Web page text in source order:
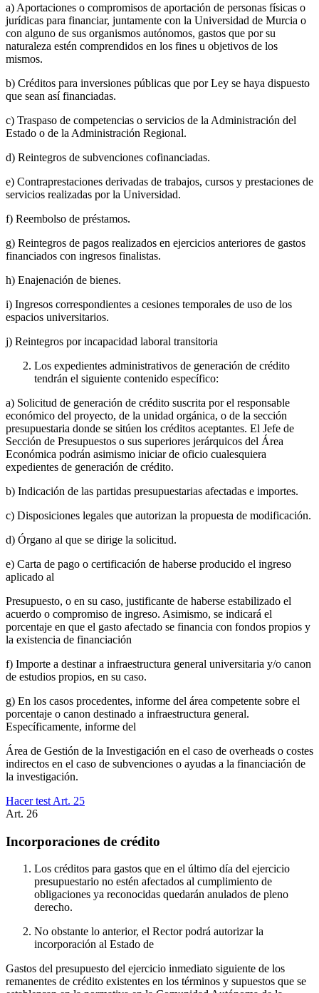
a) Aportaciones o compromisos de aportación de personas físicas o
jurídicas para financiar, juntamente con la Universidad de Murcia o
con alguno de sus organismos autónomos, gastos que por su
naturaleza estén comprendidos en los fines u objetivos de los
mismos.
b) Créditos para inversiones públicas que por Ley se haya dispuesto
que sean así financiadas.
c) Traspaso de competencias o servicios de la Administración del
Estado o de la Administración Regional.
d) Reintegros de subvenciones cofinanciadas.
e) Contraprestaciones derivadas de trabajos, cursos y prestaciones de
servicios realizadas por la Universidad.
f) Reembolso de préstamos.
g) Reintegros de pagos realizados en ejercicios anteriores de gastos
financiados con ingresos finalistas.
h) Enajenación de bienes.
i) Ingresos correspondientes a cesiones temporales de uso de los
espacios universitarios.
j) Reintegros por incapacidad laboral transitoria
Los expedientes administrativos de generación de crédito
tendrán el siguiente contenido específico:
a) Solicitud de generación de crédito suscrita por el responsable
económico del proyecto, de la unidad orgánica, o de la sección
presupuestaria donde se sitúen los créditos aceptantes. El Jefe de
Sección de Presupuestos o sus superiores jerárquicos del Área
Económica podrán asimismo iniciar de oficio cualesquiera
expedientes de generación de crédito.
b) Indicación de las partidas presupuestarias afectadas e importes.
c) Disposiciones legales que autorizan la propuesta de modificación.
d) Órgano al que se dirige la solicitud.
e) Carta de pago o certificación de haberse producido el ingreso
aplicado al
Presupuesto, o en su caso, justificante de haberse estabilizado el
acuerdo o compromiso de ingreso. Asimismo, se indicará el
porcentaje en que el gasto afectado se financia con fondos propios y
la existencia de financiación
f) Importe a destinar a infraestructura general universitaria y/o canon
de estudios propios, en su caso.
g) En los casos procedentes, informe del área competente sobre el
porcentaje o canon destinado a infraestructura general.
Específicamente, informe del
Área de Gestión de la Investigación en el caso de overheads o costes
indirectos en el caso de subvenciones o ayudas a la financiación de
la investigación.
Hacer test Art. 25
Art. 26
Incorporaciones de crédito
Los créditos para gastos que en el último día del ejercicio
presupuestario no estén afectados al cumplimiento de
obligaciones ya reconocidas quedarán anulados de pleno
derecho.
No obstante lo anterior, el Rector podrá autorizar la
incorporación al Estado de
Gastos del presupuesto del ejercicio inmediato siguiente de los
remanentes de crédito existentes en los términos y supuestos que se